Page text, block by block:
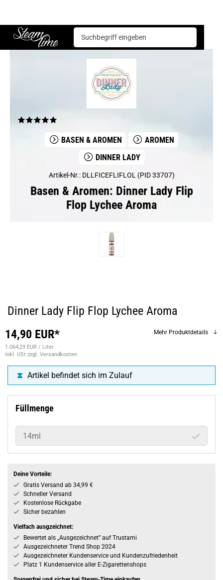
Steam time
Basen & Aromen Aromen Dinner Lady
BASEN & AROMEN
AROMEN
DINNER LADY
Artikel-Nr.: DLLFICEFLIFLOL (PID 33707)
Basen & Aromen: Dinner Lady Flip
Flop Lychee Aroma
Dinner Lady Flip Flop Lychee Aroma
14,90 EUR*
1.064,29 EUR / Liter
inkl. USt zzgl. Versandkosten
Mehr Produktdetails
Artikel befindet sich im Zulauf
Füllmenge
14ml
Deine Vorteile:
Gratis Versand ab 34,99 €
Schneller Versand
Kostenlose Rückgabe
Sicher bezahlen
Vielfach ausgzeichnet:
Bewertet als „Ausgezeichnet” auf Trustami
Ausgezeichneter Trend Shop 2024
Ausgezeichneter Kundenservice und Kundenzufriedenheit
Platz 1 Kundenservice aller E-Zigarettenshops